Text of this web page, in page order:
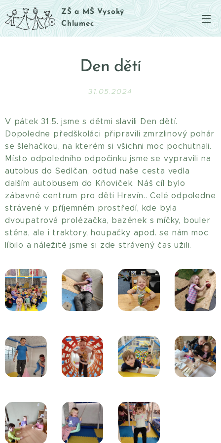
ZŠ a MŠ Vysoký
Chlumec
Den dětí
31.05.2024
V pátek 31.5. jsme s dětmi slavili Den dětí.
Dopoledne předškoláci připravili zmrzlinový pohár
se šlehačkou, na kterém si všichni moc pochutnali.
Místo odpoledního odpočinku jsme se vypravili na
autobus do Sedlčan, odtud naše cesta vedla
dalším autobusem do Kňoviček. Náš cíl bylo
zábavné centrum pro děti Hravín.. Celé odpoledne
strávené v příjemném prostředí, kde byla
dvoupatrová prolézačka, bazének s míčky, bouler
stěna, ale i traktory, houpačky apod. se nám moc
líbilo a náležitě jsme si zde strávený čas užili.